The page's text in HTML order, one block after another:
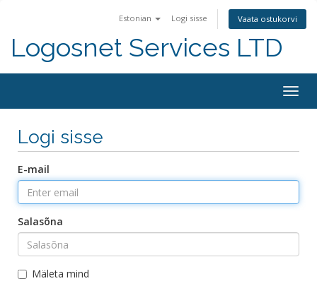
Estonian Logi sisse Vaata ostukorvi
Logosnet Services LTD
Logi sisse
E-mail
Salasõna
Mäleta mind